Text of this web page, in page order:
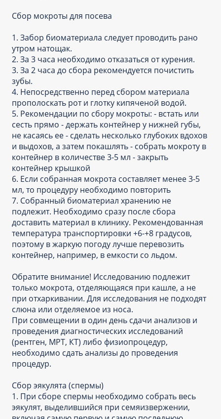
Сбор мокроты для посева
1. Забор биоматериала следует проводить рано
утром натощак.
2. За 3 часа необходимо отказаться от курения.
3. За 2 часа до сбора рекомендуется почистить
зубы.
4. Непосредственно перед сбором материала
прополоскать рот и глотку кипяченой водой.
5. Рекомендации по сбору мокроты: - встать или
сесть прямо - держать контейнер у нижней губы,
не касаясь ее - сделать несколько глубоких вдохов
и выдохов, а затем покашлять - собрать мокроту в
контейнер в количестве 3-5 мл - закрыть
контейнер крышкой
6. Если собранная мокрота составляет менее 3-5
мл, то процедуру необходимо повторить
7. Собранный биоматериал хранению не
подлежит. Необходимо сразу после сбора
доставить материал в клинику. Рекомендованная
температура транспортировки +6-+8 градусов,
поэтому в жаркую погоду лучше перевозить
контейнер, например, в емкости со льдом.
Обратите внимание! Исследованию подлежит
только мокрота, отделяющаяся при кашле, а не
при отхаркивании. Для исследования не подходят
слюна или отделяемое из носа.
При совмещении в один день сдачи анализов и
проведения диагностических исследований
(рентген, МРТ, КТ) либо физиопроцедур,
необходимо сдать анализы до проведения
процедур.
Сбор эякулята (спермы)
1. При сборе спермы необходимо собрать весь
эякулят, выделившийся при семяизвержении,